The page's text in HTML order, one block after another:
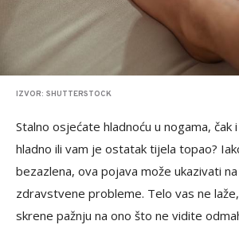
IZVOR: SHUTTERSTOCK
Stalno osjećate hladnoću u nogama, čak
hladno ili vam je ostatak tijela topao?
bezazlena, ova pojava može ukazivati
zdravstvene probleme. Telo vas ne
skrene pažnju na ono što ne vidite